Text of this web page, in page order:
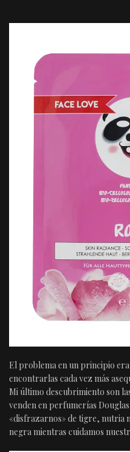
El problema en un principio
encontrarlas cada vez más
Mi último descubrimiento son
venden en perfumerías
«disfrazarnos» de tigre, nutria
negra mientras cuidamos